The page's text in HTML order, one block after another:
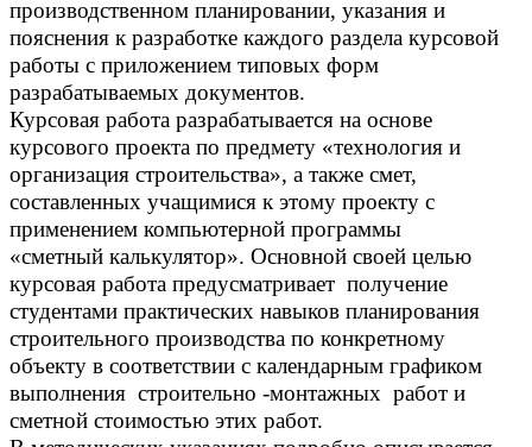
производственном планировании, указания и
пояснения к разработке каждого раздела курсовой
работы с приложением типовых форм
разрабатываемых документов.
Курсовая работа разрабатывается на основе
курсового проекта по предмету «технология и
организация строительства», а также смет,
составленных учащимися к этому проекту с
применением компьютерной программы
«сметный калькулятор». Основной своей целью
курсовая работа предусматривает получение
студентами практических навыков планирования
строительного производства по конкретному
объекту в соответствии с календарным графиком
выполнения строительно -монтажных работ и
сметной стоимостью этих работ.